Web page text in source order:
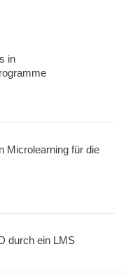
in
Microlearning für die
durch ein LMS